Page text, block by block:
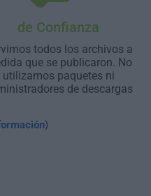
de Confianza
todos los archivos a
que se publicaron. No
utilizamos paquetes ni
de descargas
)